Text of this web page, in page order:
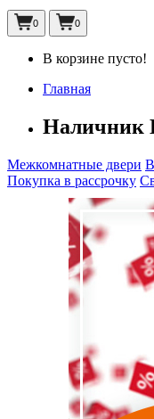
0 0
В корзине пусто!
Главная
Наличник
Межкомнатные двери
Покупка в рассрочку